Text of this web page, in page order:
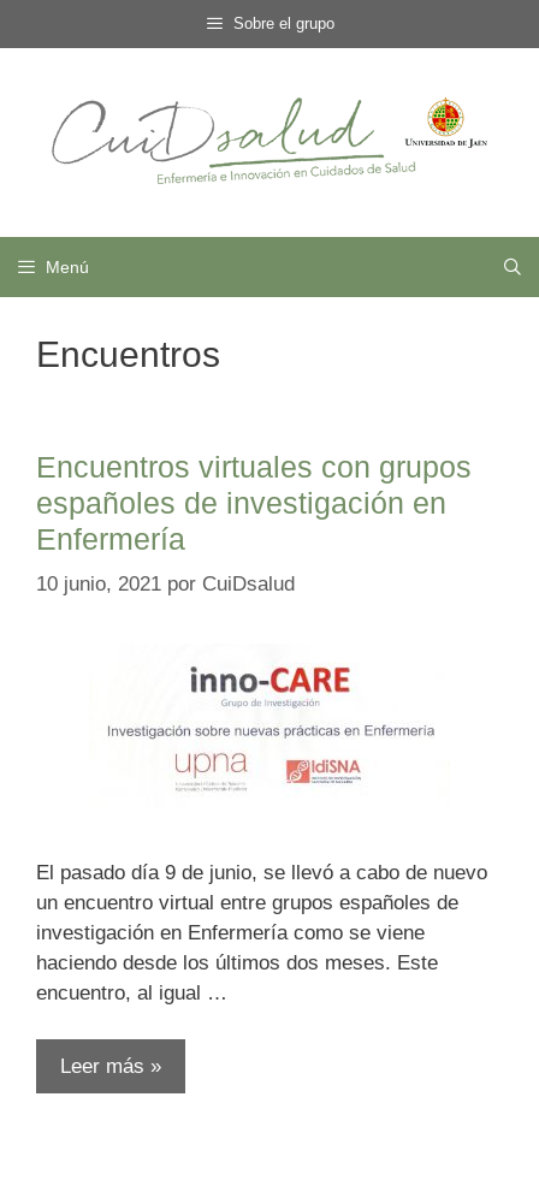
al
Sobre el grupo
Menú
Encuentros
Encuentros virtuales con grupos
españoles de investigación en
Enfermería
10 junio, 2021 por CuiDsalud
El pasado día 9 de junio, se llevó a cabo de nuevo
un encuentro virtual entre grupos españoles de
investigación en Enfermería como se viene
haciendo desde los últimos dos meses. Este
encuentro, al igual …
Leer más »